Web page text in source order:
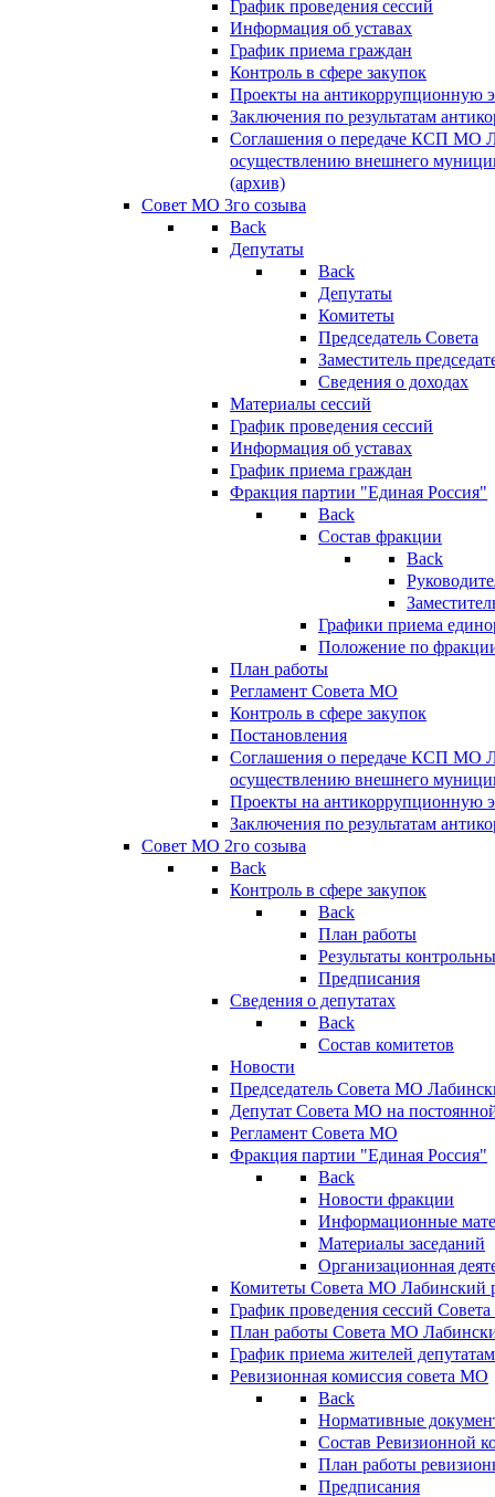
График проведения сессий
Информация об уставах
График приема граждан
Контроль в сфере закупок
Проекты на антикоррупционную
Заключения по результатам
Соглашения о передаче КСП МО
осуществлению внешнего
(архив)
Совет МО 3го созыва
Back
Депутаты
Back
Депутаты
Комитеты
Председатель Совета
Заместитель
Сведения о доходах
Материалы сессий
График проведения сессий
Информация об уставах
График приема граждан
Фракция партии "Единая Россия"
Back
Состав фракции
Back
Графики приема
Положение по
План работы
Регламент Совета МО
Контроль в сфере закупок
Постановления
Соглашения о передаче КСП МО
осуществлению внешнего
Проекты на антикоррупционную
Заключения по результатам
Совет МО 2го созыва
Back
Контроль в сфере закупок
Back
План работы
Результаты
Предписания
Сведения о депутатах
Back
Состав комитетов
Новости
Председатель Совета МО
Депутат Совета МО на
Регламент Совета МО
Фракция партии "Единая Россия"
Back
Новости фракции
Информационные
Материалы заседаний
Организационная
Комитеты Совета МО Лабинский
График проведения сессий
План работы Совета МО
График приема жителей
Ревизионная комиссия совета МО
Back
Нормативные
Состав Ревизионной
План работы
Предписания